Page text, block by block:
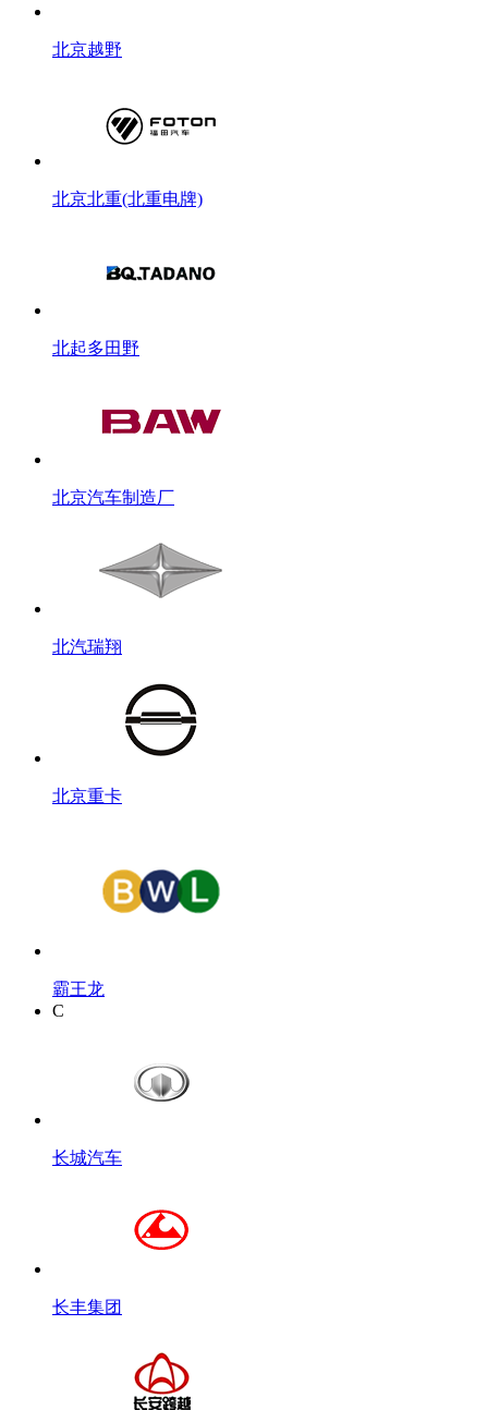
北京越野
北京北重(北重电牌)
北起多田野
北京汽车制造厂
北汽瑞翔
北京重卡
霸王龙
C
长城汽车
长丰集团